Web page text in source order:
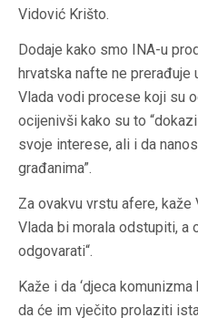
Vidović Krišto.
Dodaje kako smo INA-u
hrvatska nafte ne prerađuje
Vlada vodi procese koji su
ocijenivši kako su to
svoje interese, ali i da
građanima”.
Za ovakvu vrstu afere,
Vlada bi morala odstupiti, a
odgovarati“.
Kaže i da ‘djeca
da će im vječito prolaziti